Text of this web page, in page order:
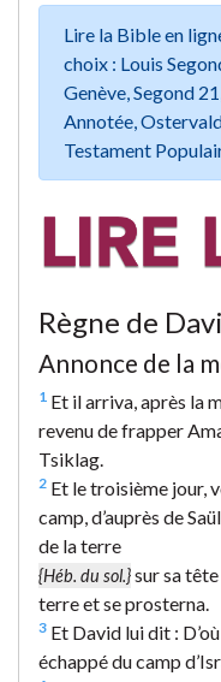
Lire la Bible en
choix : Louis
Genève, Segond
Annotée,
Testament
Règne de
Annonce de la
1 Et il arriva, après la
revenu de frapper
Tsiklag.
2 Et le troisième jour,
camp, d’auprès de
de la terre
{Héb. du sol.}sur sa
terre et se prosterna.
3 Et David lui dit :
échappé du camp